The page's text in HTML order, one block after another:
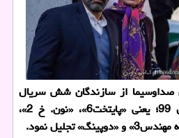
از سازندگان شش سریال
پرمخاطب تلویزیون در سال 99؛ یعنی «پایتخت6»، «نون. خ 2»،
تجلیل نمود.